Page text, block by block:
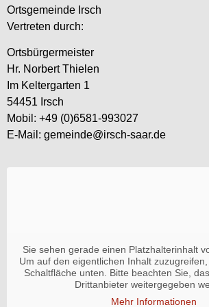
Ortsgemeinde Irsch
Vertreten durch:
Ortsbürgermeister
Hr. Norbert Thielen
Im Keltergarten 1
54451 Irsch
Mobil: +49 (0)6581-993027
E-Mail: gemeinde@irsch-saar.de
Sie sehen gerade einen Platzhalterinhalt
Um auf den eigentlichen Inhalt
Schaltfläche unten. Bitte beachten Sie,
Drittanbieter weitergegeben
Mehr Informationen